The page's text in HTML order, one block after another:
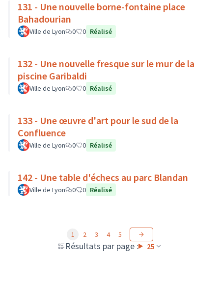
131 - Une nouvelle borne-fontaine place
Bahadourian
Ville de Lyon 0 0 Réalisé
132 - Une nouvelle fresque sur le mur de la
piscine Garibaldi
Ville de Lyon 0 0 Réalisé
133 - Une œuvre d'art pour le sud de la
Confluence
Ville de Lyon 0 0 Réalisé
142 - Une table d'échecs au parc Blandan
Ville de Lyon 0 0 Réalisé
Résultats par page : 25
1 2 3 4 5